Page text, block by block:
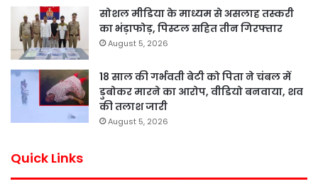
सोशल मीडिया के माध्यम से असलाह तस्करी
का भंड़ाफोड़, पिस्टल सहित तीन गिरफ्तार
August 5, 2026
18 साल की गर्भवती बेटी को पिता ने चंबल में
डुबोकर मारने का आरोप, वीडियो बनवाया, शव
की तलाश जारी
August 5, 2026
Quick Links